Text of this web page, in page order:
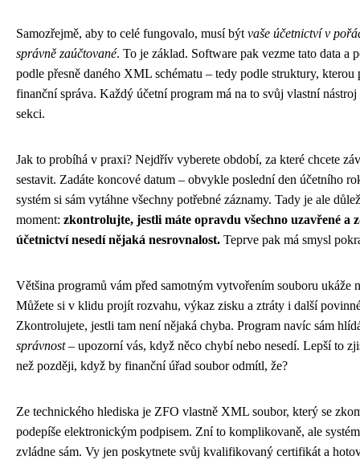
Samozřejmě, aby to celé fungovalo, musí být vaše účetnictví v
správně zaúčtované. To je základ. Software pak vezme tato data a
podle přesně daného XML schématu – tedy podle struktury, kterou
finanční správa. Každý účetní program má na to svůj vlastní nástroj
sekci.
Jak to probíhá v praxi? Nejdřív vyberete období, za které chcete
sestavit. Zadáte koncové datum – obvykle poslední den účetního
systém si sám vytáhne všechny potřebné záznamy. Tady je ale
moment: zkontrolujte, jestli máte opravdu všechno uzavřené a
účetnictví nesedí nějaká nesrovnalost. Teprve pak má smysl
Většina programů vám před samotným vytvořením souboru ukáže
Můžete si v klidu projít rozvahu, výkaz zisku a ztráty i další
Zkontrolujete, jestli tam není nějaká chyba. Program navíc sám
správnost– upozorní vás, když něco chybí nebo nesedí. Lepší to
než později, když by finanční úřad soubor odmítl, že?
Ze technického hlediska je ZFO vlastně XML soubor, který se
podepíše elektronickým podpisem. Zní to komplikovaně, ale
zvládne sám. Vy jen poskytnete svůj kvalifikovaný certifikát a